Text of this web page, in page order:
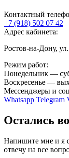
Контактный
+7 (918) 502 07 42
Адрес кабинета:
Ростов-на-Дону,
Режим работ:
Понедельник —
Воскресенье —
Мессенджеры и
Whatsapp Telegram
Остались
Напишите мне и я
отвечу на все